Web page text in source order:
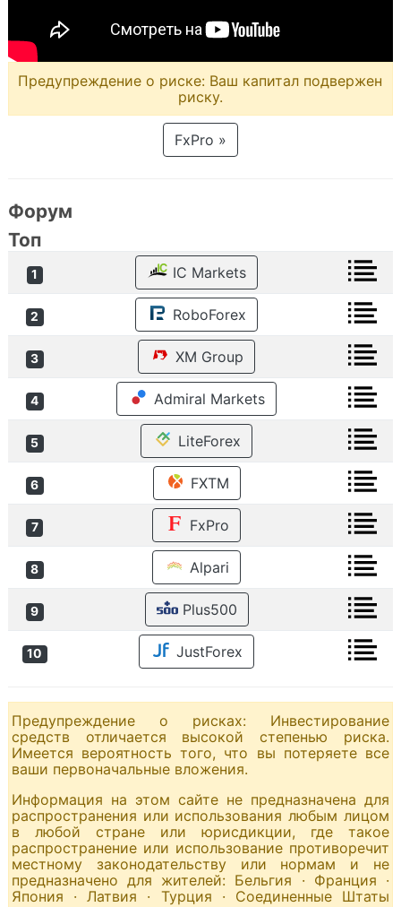
Предупреждение о риске: Ваш капитал подвержен
риску.
FxPro »
Форум
Топ
1 IC Markets
2 RoboForex
3 XM Group
4 Admiral Markets
5 LiteForex
6 FXTM
7 FxPro
8 Alpari
9 Plus500
10 JustForex
Предупреждение о рисках: Инвестирование
средств отличается высокой степенью риска.
Имеется вероятность того, что вы потеряете все
ваши первоначальные вложения.
Информация на этом сайте не предназначена для
распространения или использования любым лицом
в любой стране или юрисдикции, где такое
распространение или использование противоречит
местному законодательству или нормам и не
предназначено для жителей: Бельгия · Франция ·
Япония · Латвия · Турция · Соединенные Штаты